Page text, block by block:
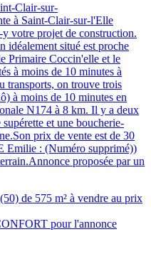
Clair-sur-
à Saint-Clair-sur-l'Elle
votre projet de construction.
idéalement situé est proche
Primaire Coccin'elle et le
à moins de 10 minutes à
transports, on trouve trois
à moins de 10 minutes en
N174 à 8 km. Il y a deux
et une boucherie-
prix de vente est de 30
Emilie : (Numéro supprimé))
proposée par un